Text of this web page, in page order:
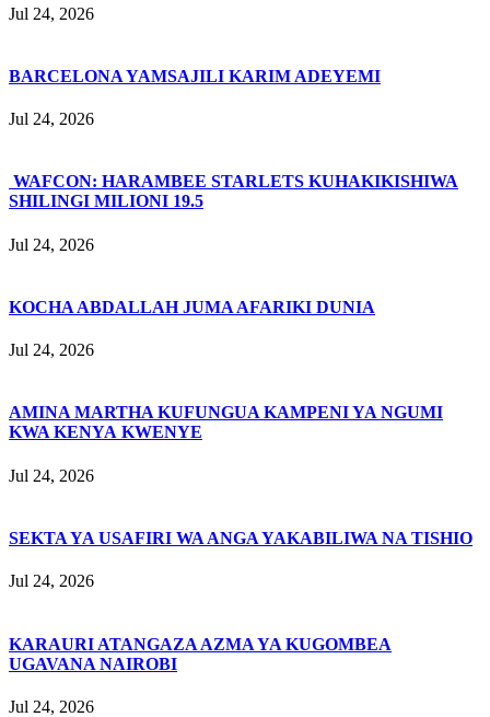
Jul 24, 2026
BARCELONA YAMSAJILI KARIM ADEYEMI
Jul 24, 2026
WAFCON: HARAMBEE STARLETS KUHAKIKISHIWA
SHILINGI MILIONI 19.5
Jul 24, 2026
KOCHA ABDALLAH JUMA AFARIKI DUNIA
Jul 24, 2026
AMINA MARTHA KUFUNGUA KAMPENI YA NGUMI
KWA KENYA KWENYE
Jul 24, 2026
SEKTA YA USAFIRI WA ANGA YAKABILIWA NA TISHIO
Jul 24, 2026
KARAURI ATANGAZA AZMA YA KUGOMBEA
UGAVANA NAIROBI
Jul 24, 2026